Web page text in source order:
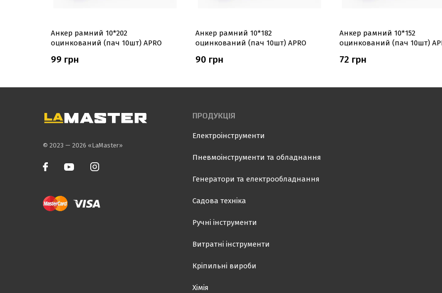
Анкер рамний 10*202
оцинкований (пач 10шт) APRO
99 грн
Анкер рамний 10*182
оцинкований (пач 10шт) APRO
90 грн
Анкер рамний 10*152
оцинкований (пач 10шт)
72 грн
© 2023 — 2026 «LaMaster»
ПРОДУКЦІЯ
Електроінструменти
Пневмоінструменти та обладнання
Генератори та електрообладнання
Садова техніка
Ручні інструменти
Витратні інструменти
Кріпильні вироби
Хімія